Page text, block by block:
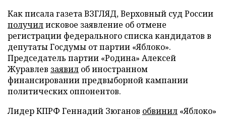
Как писала газета ВЗГЛЯД, Верховный суд России
получилисковое заявление об отмене
регистрации федерального списка кандидатов в
депутаты Госдумы от партии «Яблоко».
Председатель партии «Родина» Алексей
Журавлев заявил об иностранном
финансировании предвыборной кампании
политических оппонентов.
Лидер КПРФ Геннадий Зюганов обвинил «Яблоко»